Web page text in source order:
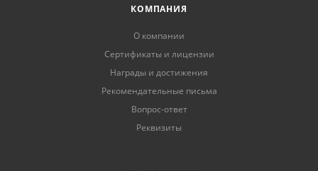
КОМПАНИЯ
О компании
Сертификаты и лицензии
Награды и достижения
Рекомендательные письма
Вопрос-ответ
Реквизиты